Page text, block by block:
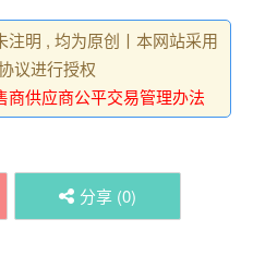
明 , 均为原创丨本网站采用
议进行授权
商供应商公平交易管理办法
分享 (0)